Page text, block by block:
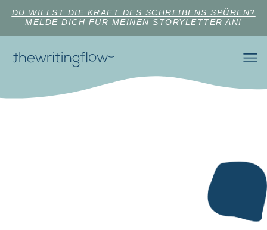
DU WILLST DIE KRAFT DES SCHREIBENS SPÜREN?
MELDE DICH FÜR MEINEN STORYLETTER AN!